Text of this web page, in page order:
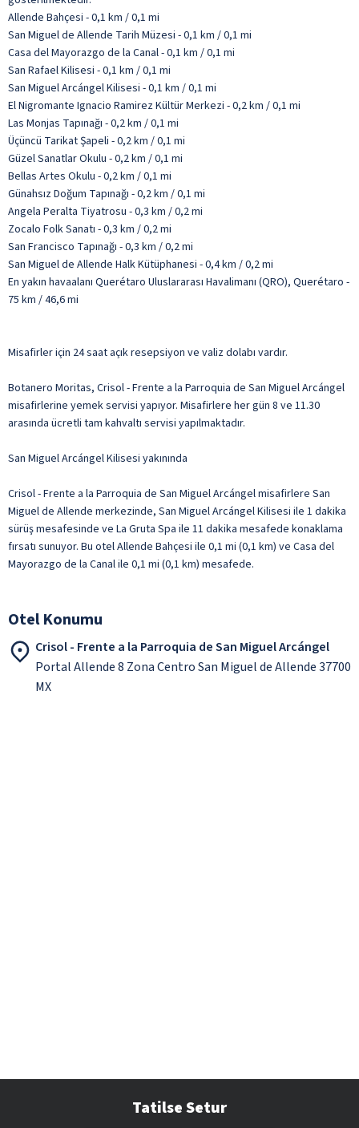
Allende Bahçesi - 0,1 km / 0,1 mi
San Miguel de Allende Tarih Müzesi - 0,1 km / 0,1 mi
Casa del Mayorazgo de la Canal - 0,1 km / 0,1 mi
San Rafael Kilisesi - 0,1 km / 0,1 mi
San Miguel Arcángel Kilisesi - 0,1 km / 0,1 mi
El Nigromante Ignacio Ramirez Kültür Merkezi - 0,2 km / 0,1 mi
Las Monjas Tapınağı - 0,2 km / 0,1 mi
Üçüncü Tarikat Şapeli - 0,2 km / 0,1 mi
Güzel Sanatlar Okulu - 0,2 km / 0,1 mi
Bellas Artes Okulu - 0,2 km / 0,1 mi
Günahsız Doğum Tapınağı - 0,2 km / 0,1 mi
Angela Peralta Tiyatrosu - 0,3 km / 0,2 mi
Zocalo Folk Sanatı - 0,3 km / 0,2 mi
San Francisco Tapınağı - 0,3 km / 0,2 mi
San Miguel de Allende Halk Kütüphanesi - 0,4 km / 0,2 mi
En yakın havaalanı Querétaro Uluslararası Havalimanı (QRO), Querétaro -
75 km / 46,6 mi
Misafirler için 24 saat açık resepsiyon ve valiz dolabı vardır.
Botanero Moritas, Crisol - Frente a la Parroquia de San Miguel Arcángel
misafirlerine yemek servisi yapıyor. Misafirlere her gün 8 ve 11.30
arasında ücretli tam kahvaltı servisi yapılmaktadır.
San Miguel Arcángel Kilisesi yakınında
Crisol - Frente a la Parroquia de San Miguel Arcángel misafirlere San
Miguel de Allende merkezinde, San Miguel Arcángel Kilisesi ile 1 dakika
sürüş mesafesinde ve La Gruta Spa ile 11 dakika mesafede konaklama
fırsatı sunuyor. Bu otel Allende Bahçesi ile 0,1 mi (0,1 km) ve Casa del
Mayorazgo de la Canal ile 0,1 mi (0,1 km) mesafede.
Otel Konumu
Crisol - Frente a la Parroquia de San Miguel Arcángel
Portal Allende 8 Zona Centro San Miguel de Allende 37700
MX
Tatilse Setur